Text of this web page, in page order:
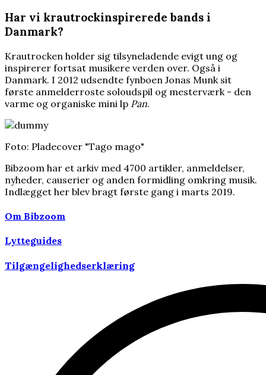
Har vi krautrockinspirerede bands i
Danmark?
Krautrocken holder sig tilsyneladende evigt ung og
inspirerer fortsat musikere verden over. Også i
Danmark. I 2012 udsendte fynboen Jonas Munk sit
første anmelderroste soloudspil og mesterværk - den
varme og organiske mini lp Pan.
Foto: Pladecover "Tago mago"
Bibzoom har et arkiv med 4700 artikler, anmeldelser,
nyheder, causerier og anden formidling omkring musik.
Indlægget her blev bragt første gang i marts 2019.
Om Bibzoom
Lytteguides
Tilgængelighedserklæring